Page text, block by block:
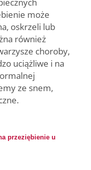
może
oskrzeli lub
również
choroby,
uciążliwe i na
ze snem,
przeziębienie u